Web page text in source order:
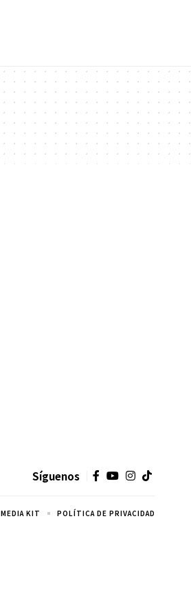
Síguenos
MEDIA KIT POLÍTICA DE PRIVACIDAD